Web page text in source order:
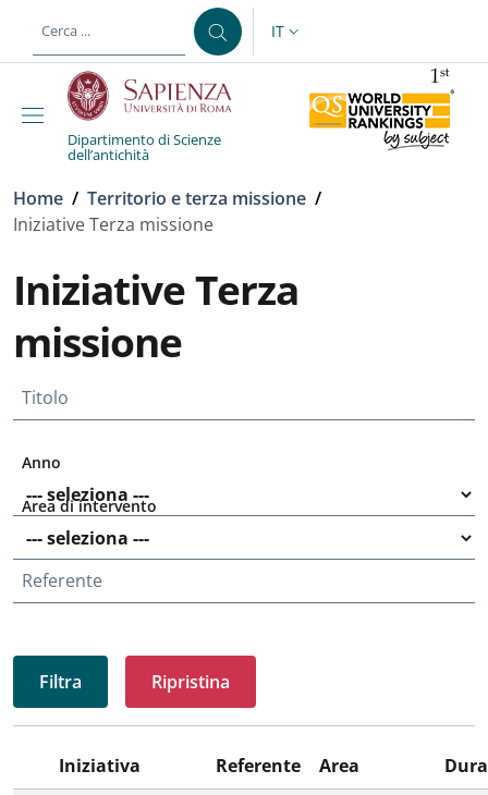
al contenuto principale
SELETTORE LINGUA:
IT
Dipartimento di Scienze
dell’antichità
Briciole di pane
Home / Territorio e terza missione /
Iniziative Terza missione
Iniziative Terza
missione
Titolo
Anno
Area di intervento
Referente
Ripristina
Iniziativa Referente Area